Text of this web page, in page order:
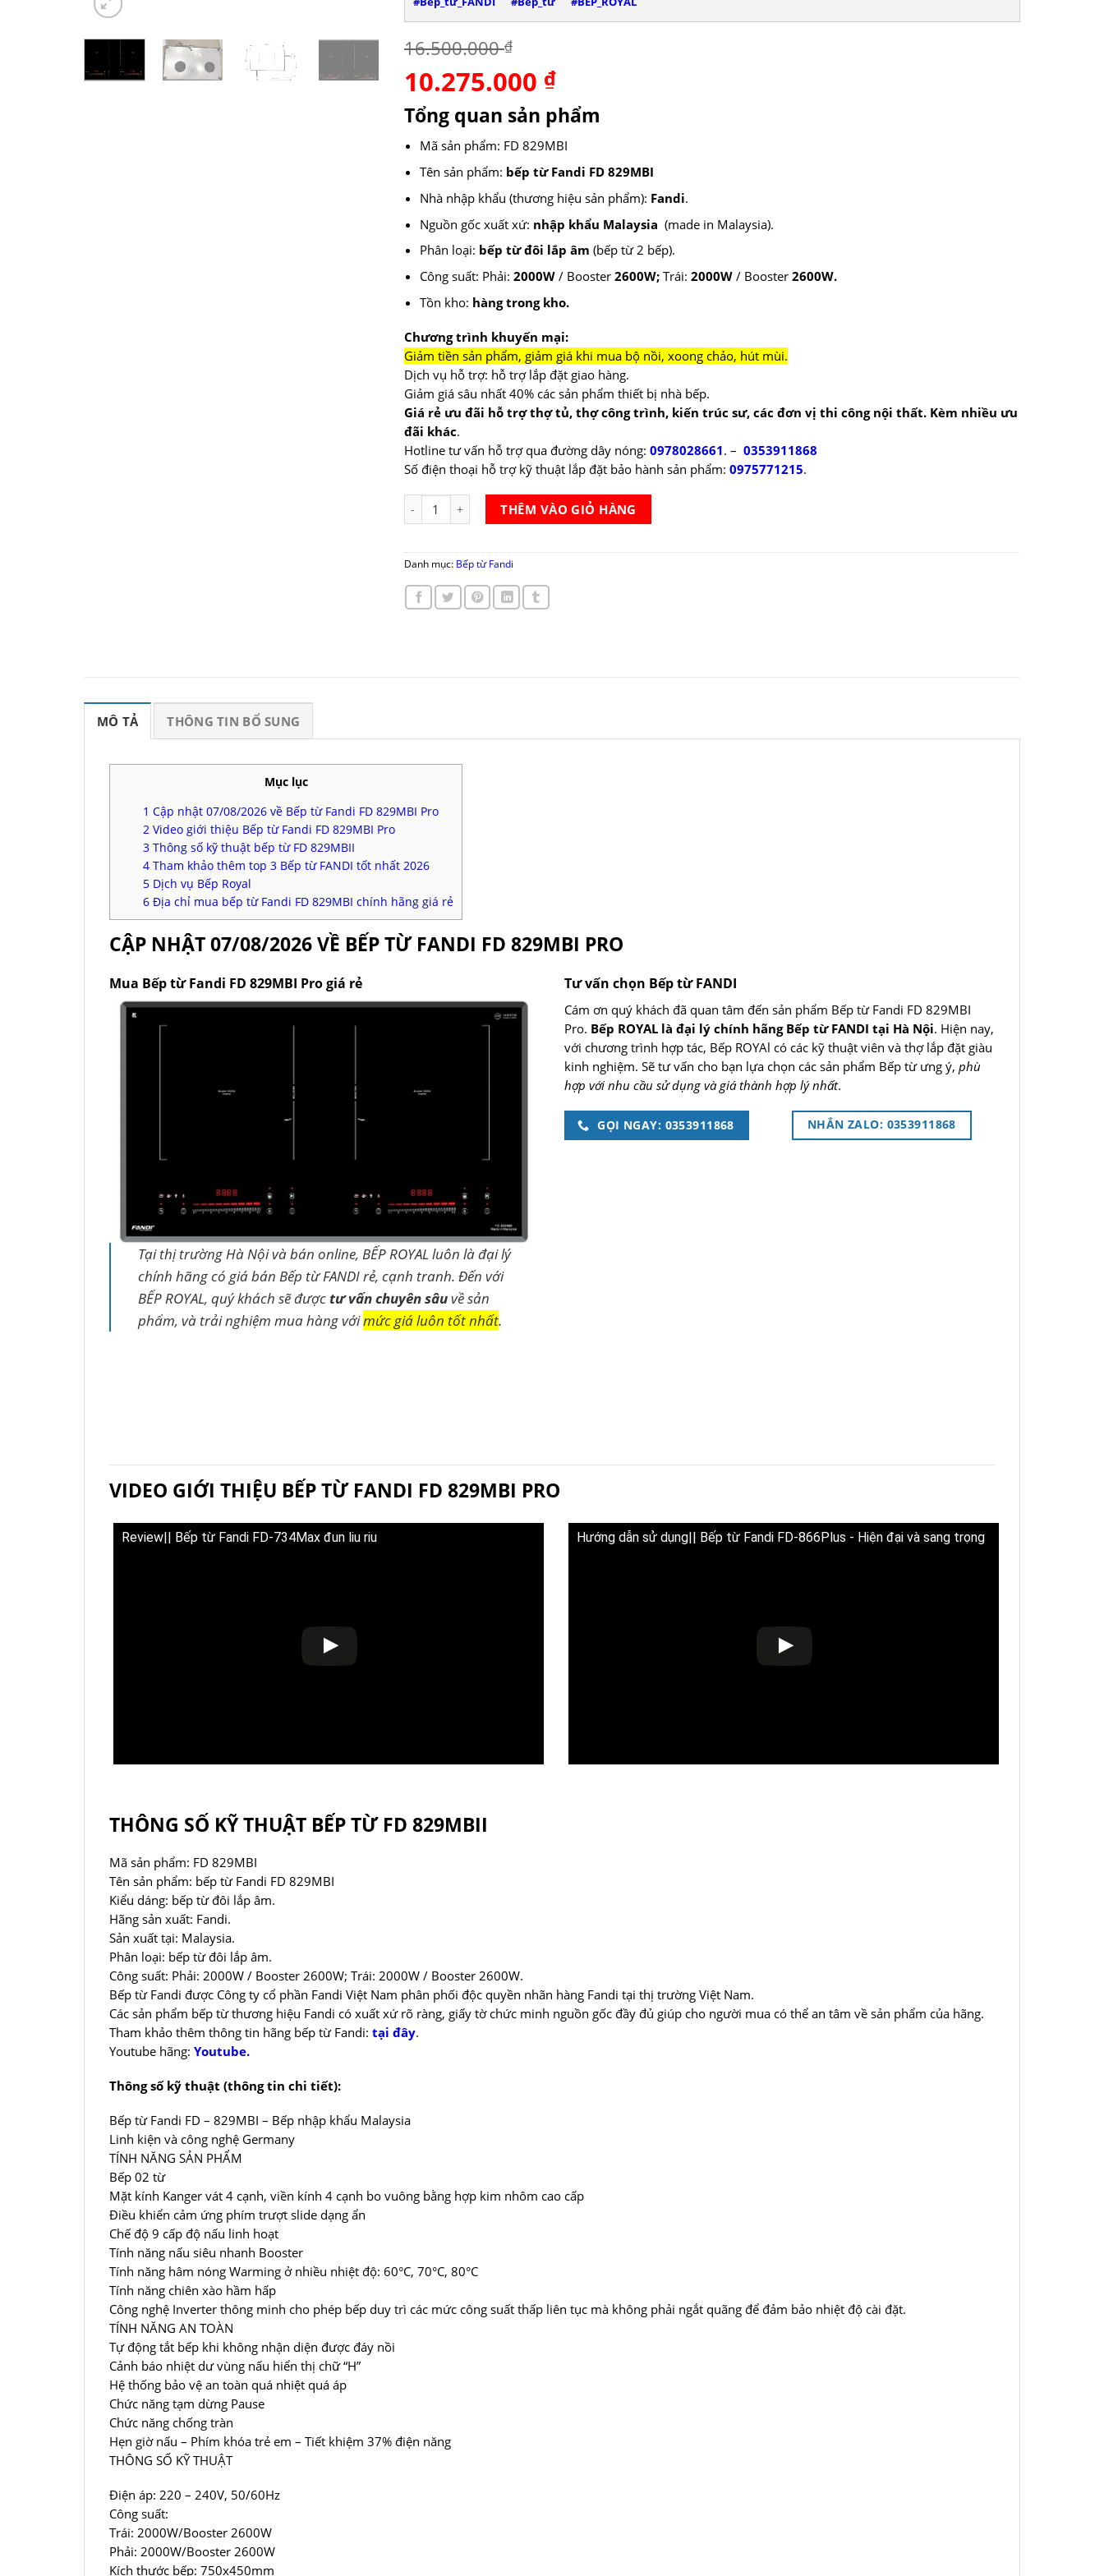
16.500.000₫
Giá
gốc
là:
16.500.000 ₫.
10.275.000 ₫Giá
tại
là:
10.275.000 ₫.
Tổng quan sản phẩm
Mã sản phẩm: FD 829MBI
Tên sản phẩm: bếp từ Fandi FD 829MBI
Nhà nhập khẩu (thương hiệu sản phẩm): Fandi.
Nguồn gốc xuất xứ: nhập khẩu Malaysia (made in Malaysia).
Phân loại: bếp từ đôi lắp âm (bếp từ 2 bếp).
Công suất: Phải: 2000W/ Booster 2600W;Trái: 2000W/ Booster 2600W.
Tồn kho: hàng trong kho.
Chương trình khuyến mại:
Giảm tiền sản phẩm, giảm giá khi mua bộ nồi, xoong chảo, hút mùi.
Dịch vụ hỗ trợ: hỗ trợ lắp đặt giao hàng.
Giảm giá sâu nhất 40% các sản phẩm thiết bị nhà bếp.
Giá rẻ ưu đãi hỗ trợ thợ tủ, thợ công trình, kiến trúc sư, các đơn vị thi công nội thất. Kèm nhiều ưu
đãi khác.
Hotline tư vấn hỗ trợ qua đường dây nóng: 0978028661. – 0353911868
Số điện thoại hỗ trợ kỹ thuật lắp đặt bảo hành sản phẩm: 0975771215.
Bếp từ Fandi FD 829MBI Pro số lượng
THÊM VÀO GIỎ HÀNG
Danh mục: Bếp từ Fandi
MÔ TẢ THÔNG TIN BỔ SUNG
Mục lục
1 Cập nhật 07/08/2026 về Bếp từ Fandi FD 829MBI Pro
2 Video giới thiệu Bếp từ Fandi FD 829MBI Pro
3 Thông số kỹ thuật bếp từ FD 829MBII
4 Tham khảo thêm top 3 Bếp từ FANDI tốt nhất 2026
5 Dịch vụ Bếp Royal
6 Địa chỉ mua bếp từ Fandi FD 829MBI chính hãng giá rẻ
CẬP NHẬT 07/08/2026 VỀ BẾP TỪ FANDI FD 829MBI PRO
Mua Bếp từ Fandi FD 829MBI Pro giá rẻ
Tại thị trường Hà Nội và bán online, BẾP ROYAL luôn là đại lý
chính hãng có giá bán Bếp từ FANDI rẻ, cạnh tranh. Đến với
BẾP ROYAL, quý khách sẽ đượctư vấn chuyên sâuvề sản
phẩm, và trải nghiệm mua hàng vớimức giá luôn tốt nhất.
Tư vấn chọn Bếp từ FANDI
Cám ơn quý khách đã quan tâm đến sản phẩm Bếp từ Fandi FD 829MBI
Pro. Bếp ROYAL là đại lý chính hãng Bếp từ FANDI tại Hà Nội. Hiện nay,
với chương trình hợp tác, Bếp ROYAl có các kỹ thuật viên và thợ lắp đặt giàu
kinh nghiệm. Sẽ tư vấn cho bạn lựa chọn các sản phẩm Bếp từ ưng ý, phù
hợp với nhu cầu sử dụng và giá thành hợp lý nhất.
GỌI NGAY: 0353911868 NHẮN ZALO: 0353911868
VIDEO GIỚI THIỆU BẾP TỪ FANDI FD 829MBI PRO
Review|| Bếp từ Fandi FD-734Max đun liu riu Hướng dẫn sử dụng|| Bếp từ Fandi FD-866Plus - Hiện đại và sang trọng
THÔNG SỐ KỸ THUẬT BẾP TỪ FD 829MBII
Mã sản phẩm: FD 829MBI
Tên sản phẩm: bếp từ Fandi FD 829MBI
Kiểu dáng: bếp từ đôi lắp âm.
Hãng sản xuất: Fandi.
Sản xuất tại: Malaysia.
Phân loại: bếp từ đôi lắp âm.
Công suất: Phải: 2000W / Booster 2600W; Trái: 2000W / Booster 2600W.
Bếp từ Fandi được Công ty cổ phần Fandi Việt Nam phân phối độc quyền nhãn hàng Fandi tại thị trường Việt Nam.
Các sản phẩm bếp từ thương hiệu Fandi có xuất xứ rõ ràng, giấy tờ chức minh nguồn gốc đầy đủ giúp cho người mua có thể an tâm về sản phẩm của hãng.
Tham khảo thêm thông tin hãng bếp từ Fandi: tại đây.
Youtube hãng: Youtube.
Thông số kỹ thuật (thông tin chi tiết):
Bếp từ Fandi FD – 829MBI – Bếp nhập khẩu Malaysia
Linh kiện và công nghệ Germany
TÍNH NĂNG SẢN PHẨM
Bếp 02 từ
Mặt kính Kanger vát 4 cạnh, viền kính 4 cạnh bo vuông bằng hợp kim nhôm cao cấp
Điều khiển cảm ứng phím trượt slide dạng ẩn
Chế độ 9 cấp độ nấu linh hoạt
Tính năng nấu siêu nhanh Booster
Tính năng hâm nóng Warming ở nhiều nhiệt độ: 60°C, 70°C, 80°C
Tính năng chiên xào hầm hấp
Công nghệ Inverter thông minh cho phép bếp duy trì các mức công suất thấp liên tục mà không phải ngắt quãng để đảm bảo nhiệt độ cài đặt.
TÍNH NĂNG AN TOÀN
Tự động tắt bếp khi không nhận diện được đáy nồi
Cảnh báo nhiệt dư vùng nấu hiển thị chữ “H”
Hệ thống bảo vệ an toàn quá nhiệt quá áp
Chức năng tạm dừng Pause
Chức năng chống tràn
Hẹn giờ nấu – Phím khóa trẻ em – Tiết khiệm 37% điện năng
THÔNG SỐ KỸ THUẬT
Điện áp: 220 – 240V, 50/60Hz
Công suất:
Trái: 2000W/Booster 2600W
Phải: 2000W/Booster 2600W
Kích thước bếp: 750x450mm